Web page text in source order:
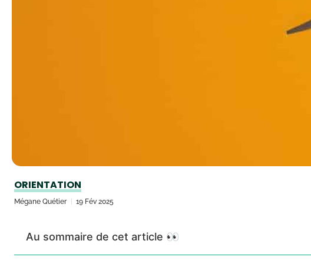
ORIENTATION
Mégane Quétier 19 Fév 2025
Au sommaire de cet article 👀